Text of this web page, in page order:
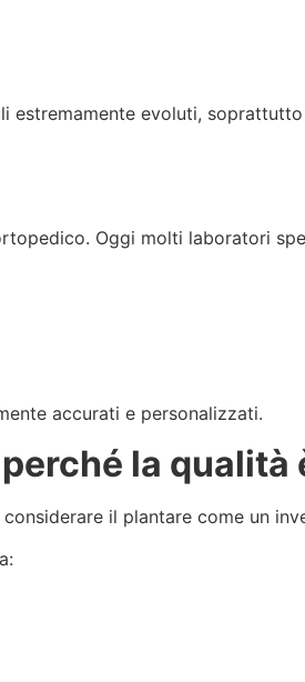
evoluti,
Oggi molti laboratori
accurati e personalizzati.
la qualità
considerare il plantare come un